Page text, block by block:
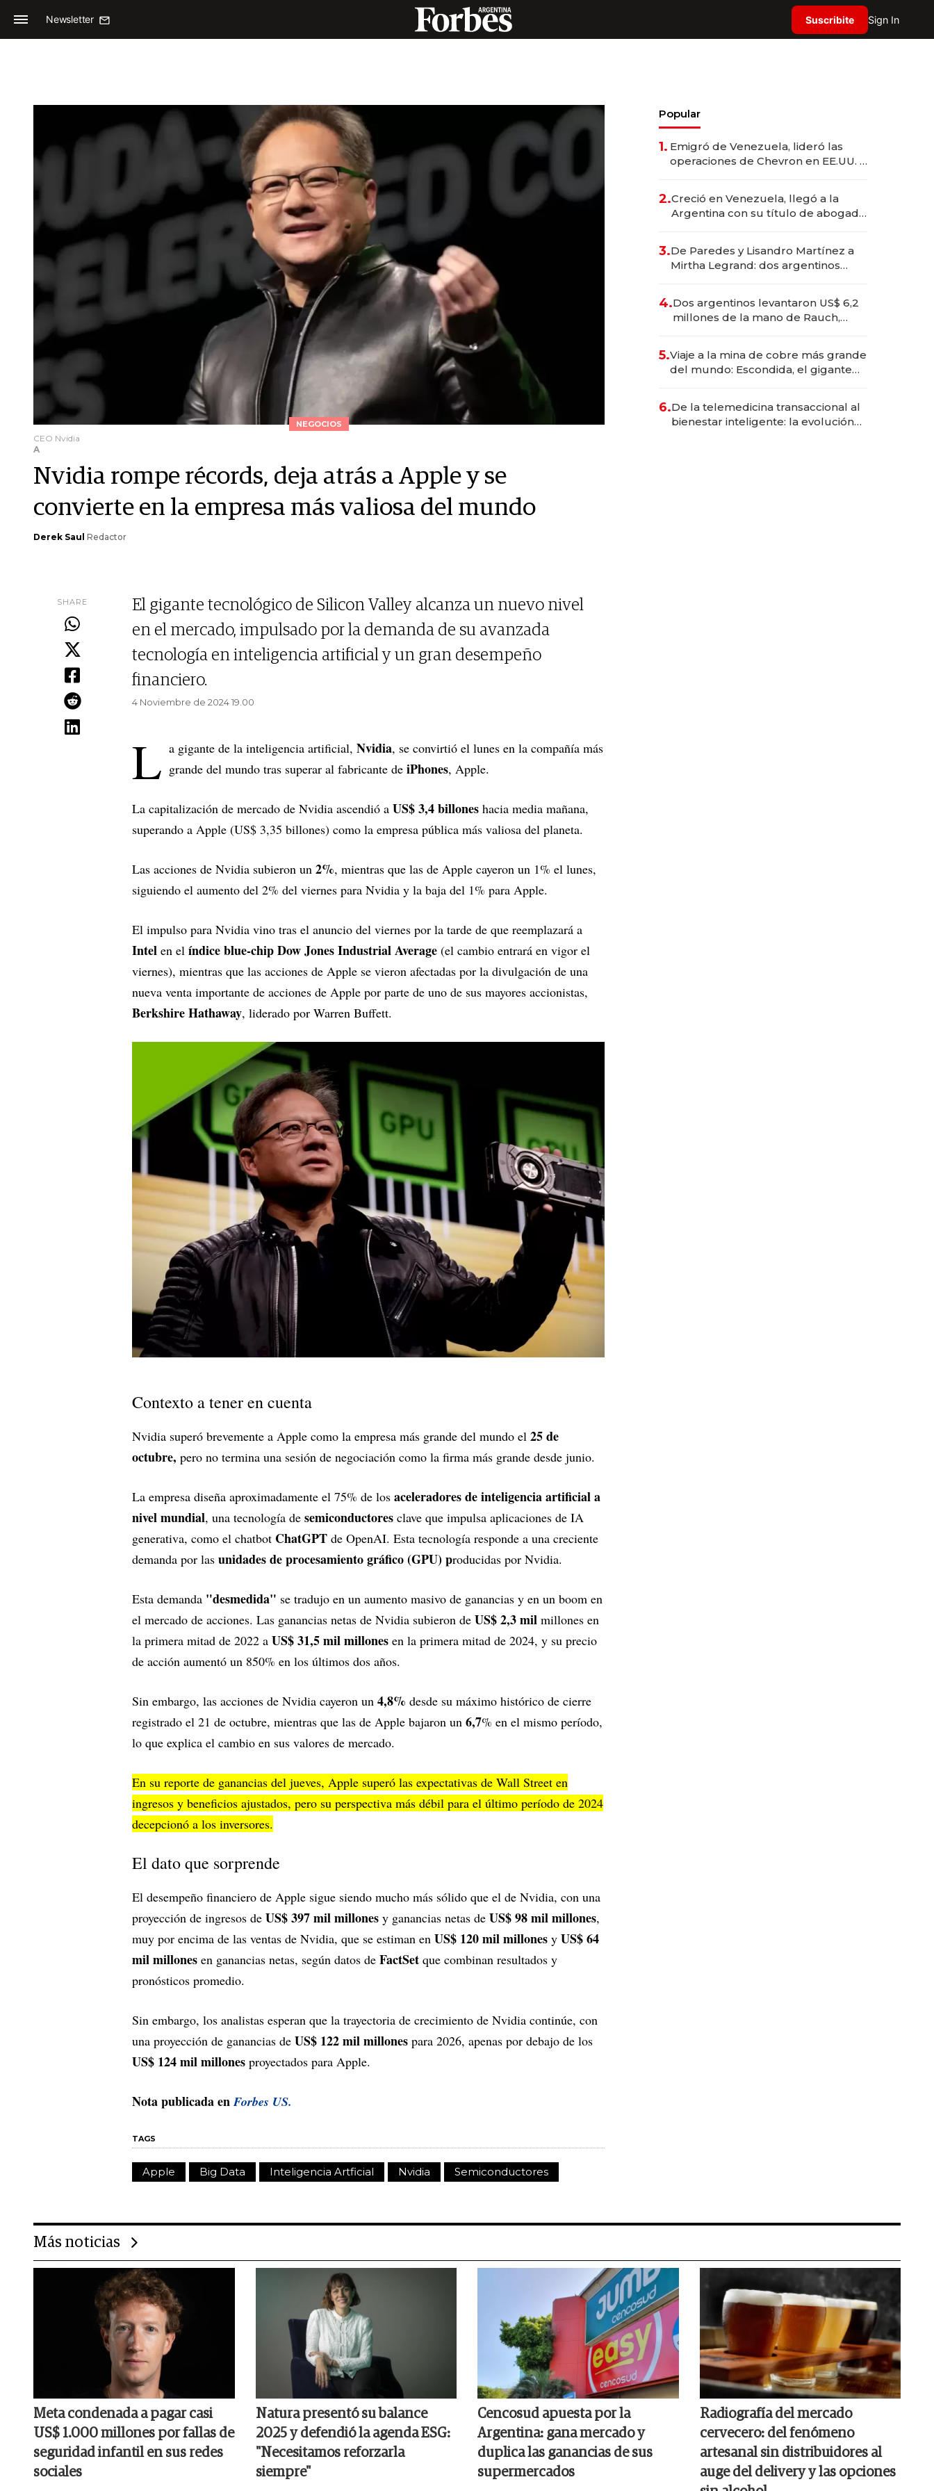
Newsletter Suscribite Sign In
NEGOCIOS
CEO Nvidia
A
Nvidia rompe récords, deja atrás a Apple y se
convierte en la empresa más valiosa del mundo
Derek Saul Redactor
SHARE
El gigante tecnológico de Silicon Valley alcanza un nuevo nivel
en el mercado, impulsado por la demanda de su avanzada
tecnología en inteligencia artificial y un gran desempeño
financiero.
4 Noviembre de 2024 19.00
L a gigante de la inteligencia artificial, Nvidia, se convirtió el lunes en la compañía más
grande del mundo tras superar al fabricante de iPhones, Apple.
La capitalización de mercado de Nvidia ascendió a US$ 3,4 billones hacia media mañana,
superando a Apple (US$ 3,35 billones) como la empresa pública más valiosa del planeta.
Las acciones de Nvidia subieron un 2%, mientras que las de Apple cayeron un 1% el lunes,
siguiendo el aumento del 2% del viernes para Nvidia y la baja del 1% para Apple.
El impulso para Nvidia vino tras el anuncio del viernes por la tarde de que reemplazará a
Intel en el índice blue-chip Dow Jones Industrial Average (el cambio entrará en vigor el
viernes), mientras que las acciones de Apple se vieron afectadas por la divulgación de una
nueva venta importante de acciones de Apple por parte de uno de sus mayores accionistas,
Berkshire Hathaway, liderado por Warren Buffett.
Contexto a tener en cuenta
Nvidia superó brevemente a Apple como la empresa más grande del mundo el 25 de
octubre, pero no termina una sesión de negociación como la firma más grande desde junio.
La empresa diseña aproximadamente el 75% de los aceleradores de inteligencia artificial a
nivel mundial, una tecnología de semiconductores clave que impulsa aplicaciones de IA
generativa, como el chatbot ChatGPT de OpenAI. Esta tecnología responde a una creciente
demanda por las unidades de procesamiento gráfico (GPU) producidas por Nvidia.
Esta demanda "desmedida" se tradujo en un aumento masivo de ganancias y en un boom en
el mercado de acciones. Las ganancias netas de Nvidia subieron de US$ 2,3 mil millones en
la primera mitad de 2022 a US$ 31,5 mil millones en la primera mitad de 2024, y su precio
de acción aumentó un 850% en los últimos dos años.
Sin embargo, las acciones de Nvidia cayeron un 4,8% desde su máximo histórico de cierre
registrado el 21 de octubre, mientras que las de Apple bajaron un 6,7% en el mismo período,
lo que explica el cambio en sus valores de mercado.
En su reporte de ganancias del jueves, Apple superó las expectativas de Wall Street en
ingresos y beneficios ajustados, pero su perspectiva más débil para el último período de 2024
decepcionó a los inversores.
El dato que sorprende
El desempeño financiero de Apple sigue siendo mucho más sólido que el de Nvidia, con una
proyección de ingresos de US$ 397 mil millones y ganancias netas de US$ 98 mil millones,
muy por encima de las ventas de Nvidia, que se estiman en US$ 120 mil millones y US$ 64
mil millones en ganancias netas, según datos de FactSet que combinan resultados y
pronósticos promedio.
Sin embargo, los analistas esperan que la trayectoria de crecimiento de Nvidia continúe, con
una proyección de ganancias de US$ 122 mil millones para 2026, apenas por debajo de los
US$ 124 mil millones proyectados para Apple.
Nota publicada enForbes US.
TAGS
Apple Big Data Inteligencia Artficial Nvidia Semiconductores
Popular
1. Emigró de Venezuela, lideró las
operaciones de Chevron en EE.UU. y
2.Creció en Venezuela, llegó a la
Argentina con su título de abogado
marcas "fast premium"
3.De Paredes y Lisandro Martínez a
Mirtha Legrand: dos argentinos
deportivo y el cuidado corporal
4.Dos argentinos levantaron US$ 6,2
millones de la mano de Rauch,
5.Viaje a la mina de cobre más grande
del mundo: Escondida, el gigante
6.De la telemedicina transaccional al
bienestar inteligente: la evolución
Más noticias
Meta condenada a pagar casi
US$ 1.000 millones por fallas de
seguridad infantil en sus redes
sociales
Natura presentó su balance
2025 y defendió la agenda ESG:
"Necesitamos reforzarla
siempre"
Cencosud apuesta por la
Argentina: gana mercado y
duplica las ganancias de sus
supermercados
Radiografía del mercado
cervecero: del fenómeno
artesanal sin distribuidores al
auge del delivery y las opciones